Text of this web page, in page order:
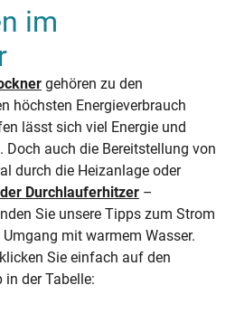
im
gehören zu den
höchsten Energieverbrauch
lässt sich viel Energie und
Doch auch die Bereitstellung von
durch die Heizanlage oder
Durchlauferhitzer –
Sie unsere Tipps zum Strom
mit warmem Wasser.
Sie einfach auf den
der Tabelle: